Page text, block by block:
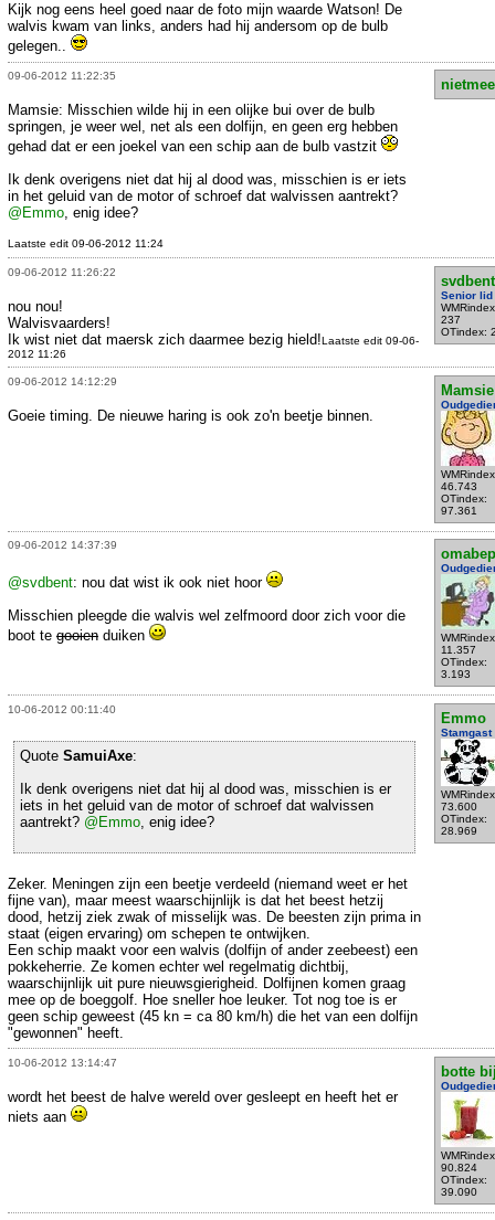
Kijk nog eens heel goed naar de foto mijn waarde Watson! De
walvis kwam van links, anders had hij andersom op de bulb
gelegen..
09-06-2012 11:22:35
Mamsie: Misschien wilde hij in een olijke bui over de bulb
springen, je weer wel, net als een dolfijn, en geen erg hebben
gehad dat er een joekel van een schip aan de bulb vastzit
Ik denk overigens niet dat hij al dood was, misschien is er iets
in het geluid van de motor of schroef dat walvissen aantrekt?
@Emmo, enig idee?
Laatste edit 09-06-2012 11:24
09-06-2012 11:26:22
svdbent
Senior lid
237
OTindex:
nou nou!
Walvisvaarders!
Ik wist niet dat maersk zich daarmee bezig hield!Laatste edit 09-06-
2012 11:26
09-06-2012 14:12:29
Mamsie
46.743
OTindex:
97.361
Goeie timing. De nieuwe haring is ook zo'n beetje binnen.
09-06-2012 14:37:39
omabep
11.357
OTindex:
3.193
@svdbent: nou dat wist ik ook niet hoor
Misschien pleegde die walvis wel zelfmoord door zich voor die
boot te gooien duiken
10-06-2012 00:11:40
Emmo
Stamgast
73.600
OTindex:
28.969
Quote SamuiAxe:
Ik denk overigens niet dat hij al dood was, misschien is er
iets in het geluid van de motor of schroef dat walvissen
aantrekt? @Emmo , enig idee?
Zeker. Meningen zijn een beetje verdeeld (niemand weet er het
fijne van), maar meest waarschijnlijk is dat het beest hetzij
dood, hetzij ziek zwak of misselijk was. De beesten zijn prima in
staat (eigen ervaring) om schepen te ontwijken.
Een schip maakt voor een walvis (dolfijn of ander zeebeest) een
pokkeherrie. Ze komen echter wel regelmatig dichtbij,
waarschijnlijk uit pure nieuwsgierigheid. Dolfijnen komen graag
mee op de boeggolf. Hoe sneller hoe leuker. Tot nog toe is er
geen schip geweest (45 kn = ca 80 km/h) die het van een dolfijn
"gewonnen" heeft.
10-06-2012 13:14:47
botte
90.824
OTindex:
39.090
wordt het beest de halve wereld over gesleept en heeft het er
niets aan